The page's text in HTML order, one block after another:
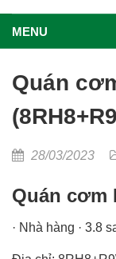
MENU
Quán
28/03/2023
Quán cơm
· Nhà hàng · 3.8